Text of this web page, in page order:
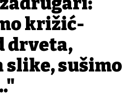
križić-
drveta,
slike, sušimo